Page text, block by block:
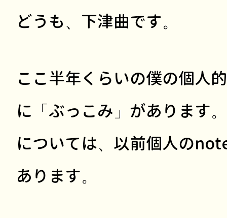
どうも、下津曲です。
ここ半年くらいの僕の個人
に「ぶっこみ」があります
については、以前個人の
あります。